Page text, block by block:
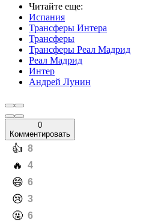
Читайте еще:
Испания
Трансферы Интера
Трансферы
Трансферы Реал Мадрид
Реал Мадрид
Интер
Андрей Лунин
0
Комментировать
️👍 8
️🔥 4
️😄 6
️😢 3
️🤬 6